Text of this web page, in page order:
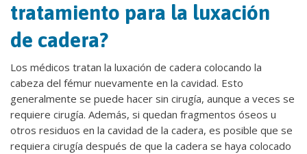
tratamiento para la luxación
de cadera?
Los médicos tratan la luxación de cadera colocando la
cabeza del fémur nuevamente en la cavidad. Esto
generalmente se puede hacer sin cirugía, aunque a veces se
requiere cirugía. Además, si quedan fragmentos óseos u
otros residuos en la cavidad de la cadera, es posible que se
requiera cirugía después de que la cadera se haya colocado